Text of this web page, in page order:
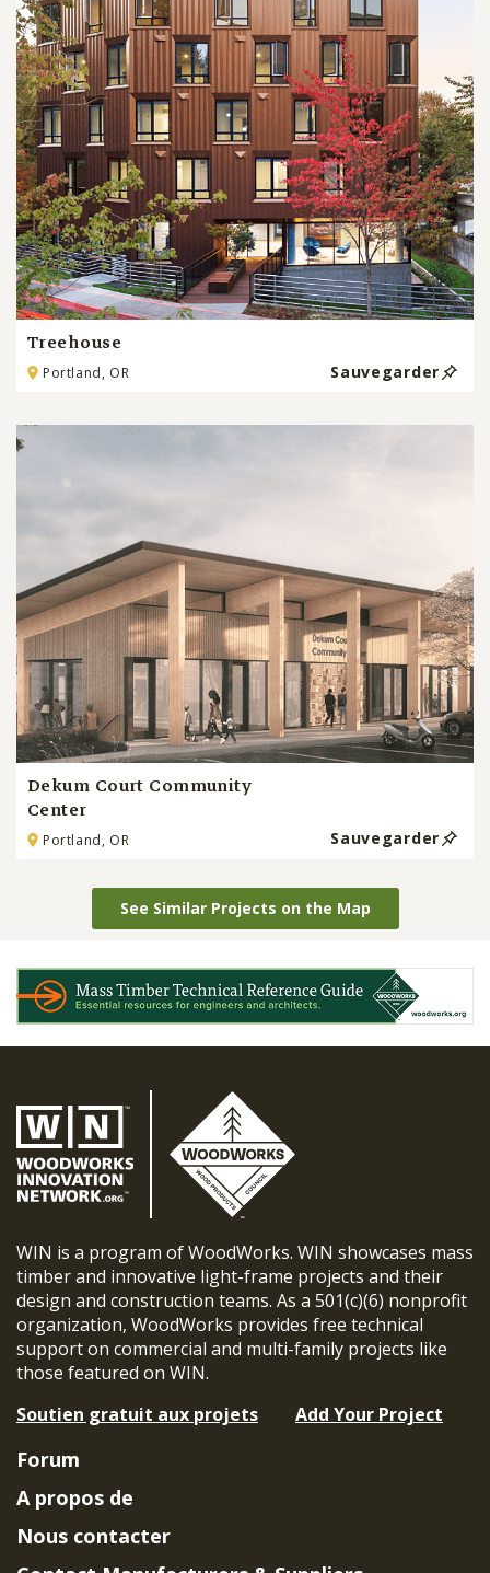
Treehouse
Portland, OR Sauvegarder
Dekum Court Community
Center
Portland, OR Sauvegarder
See Similar Projects on the Map
WIN is a program of WoodWorks. WIN showcases mass
timber and innovative light-frame projects and their
design and construction teams. As a 501(c)(6) nonprofit
organization, WoodWorks provides free technical
support on commercial and multi-family projects like
those featured on WIN.
Soutien gratuit aux projets
Add Your Project
Forum
A propos de
Nous contacter